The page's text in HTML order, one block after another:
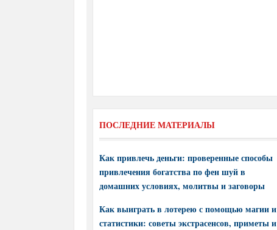
ПОСЛЕДНИЕ МАТЕРИАЛЫ
Как привлечь деньги: проверенные способы
привлечения богатства по фен шуй в
домашних условиях, молитвы и заговоры
Как выиграть в лотерею с помощью магии и
статистики: советы экстрасенсов, приметы и